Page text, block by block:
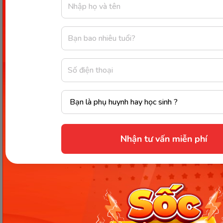
Nhận tư vấn miễn phí
- Hỏi mở về
các đối tượng,
cách sắp xếp.
- Giải thích
các cách sắp
xếp: 1-1-1, 1-2-1,
nhấn mạnh
lặp lại theo
chu kỳ.
- Nhắc lại và
- Lắng
thích của
cô.
tắc 3 đối
giữa thực
lý
thuyết.
các cách sắp
xếp khác: 2-1-
- Tổ chức trò
chơi “Tạo dàn
nhạc cụ theo
trò chơi.
- Sao chép
và hoàn
thiện quy
tắc sắp xếp
Mở rộng
khả năng
vận
dụng
quy tắc,
rèn kỹ